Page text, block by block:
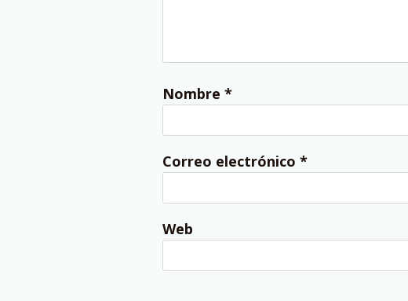
Nombre *
Correo electrónico *
Web